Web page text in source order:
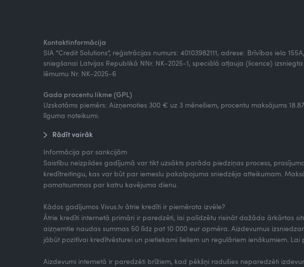
Kontaktinformācija
SIA “Credit Solutions”, reģistrācijas numurs: 40103982111, adrese: Brīvības iela
sniegšanai Latvijas Republikā NNr. NK-2025-1, speciālā atļauja (licence)
lēmumu Nr. NK-2025-6
Gada procentu likme (GPL)
Uzskatāms piemērs: Aizņemoties 300 € uz 3 mēnešiem, procentu maksājums
līguma noteikumi.
Rādīt vairāk
Informācija par sankcijām
Saistību neizpildes gadījumā var tikt uzsākts parāda piedziņas process,
kredītreitingu, kas var būt par iemeslu pakalpojuma sniedzēja atteikumam.
pamatsummas par katru kavējuma dienu.
Kādos gadījumos Vivus.lv ātrie kredīti ir piemērota izvēle?
Ātrie kredīti internetā primāri ir paredzēti, lai palīdzētu risināt dažāda ārkārtas
aizņemtie naudas summas 50 līdz pat 10 000 eur apmēra. Aizdevumus
jābūt pozitīvai kredītvēsturei un pietiekami lieliem un regulāriem ienākumiem.
Aizdevumi internetā ir paredzēti brīžiem, kad pēkšņi radušies neparedzēti